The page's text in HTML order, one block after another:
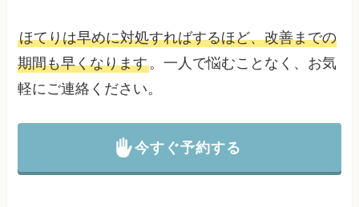
ほてりは早めに対処すればするほど、改善までの
期間も早くなります。一人で悩むことなく、お気
軽にご連絡ください。
今すぐ予約する